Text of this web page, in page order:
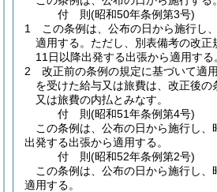
付 則(昭和50年条例第3号)
1
この条例は、公布の日から施行し
適用する。 ただし、別表備考の改正
11日以降出発する出張から適用する
2
改正前の条例の規定に基づいて適
を受けた給与又は旅費は、改正後
又は旅費の内払とみなす。
付 則(昭和51年条例第4号)
この条例は、公布の日から施行し
出発する出張から適用する。
付 則(昭和52年条例第2号)
この条例は、公布の日から施行し、
適用する。